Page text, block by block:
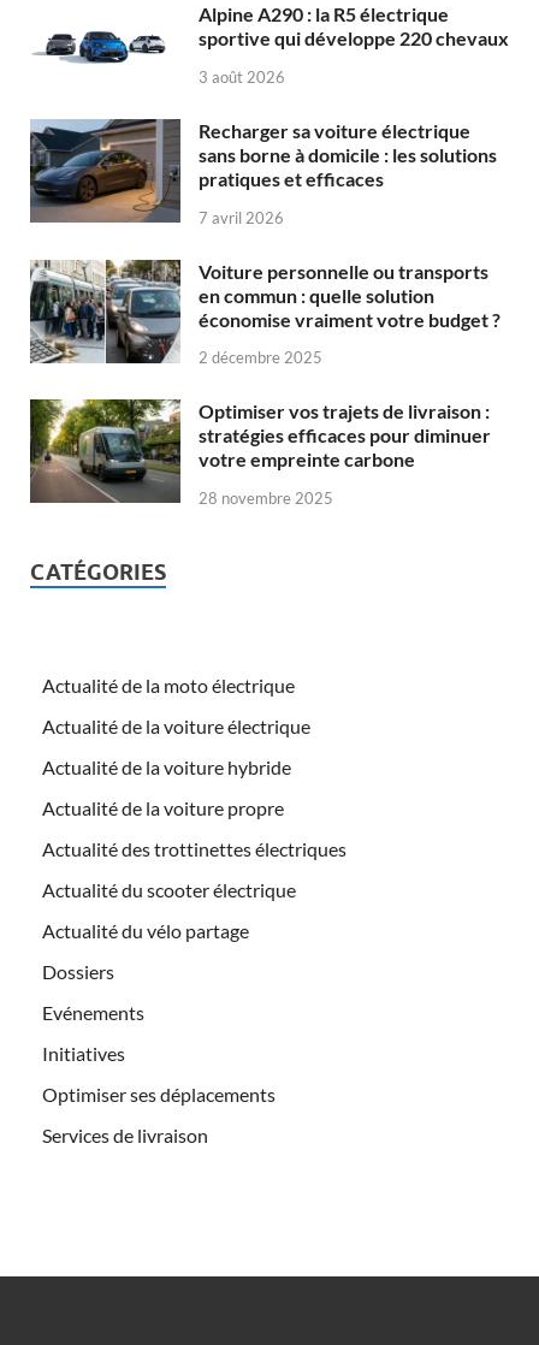
Alpine A290 : la R5 électrique
sportive qui développe 220 chevaux
3 août 2026
Recharger sa voiture électrique
sans borne à domicile : les solutions
pratiques et efficaces
7 avril 2026
Voiture personnelle ou transports
en commun : quelle solution
économise vraiment votre budget ?
2 décembre 2025
Optimiser vos trajets de livraison :
stratégies efficaces pour diminuer
votre empreinte carbone
28 novembre 2025
CATÉGORIES
Actualité de la moto électrique
Actualité de la voiture électrique
Actualité de la voiture hybride
Actualité de la voiture propre
Actualité des trottinettes électriques
Actualité du scooter électrique
Actualité du vélo partage
Dossiers
Evénements
Initiatives
Optimiser ses déplacements
Services de livraison